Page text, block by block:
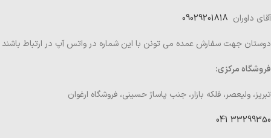
آقای داوران
دوستان جهت سفارش عمده می تونن با این شماره در واتس آپ در ارتباط باشند
فروشگاه مرکزی:
تبریز، ولیعصر، فلکه بازار، جنب پاساژ حسینی، فروشگاه ارغوان
33299350 041